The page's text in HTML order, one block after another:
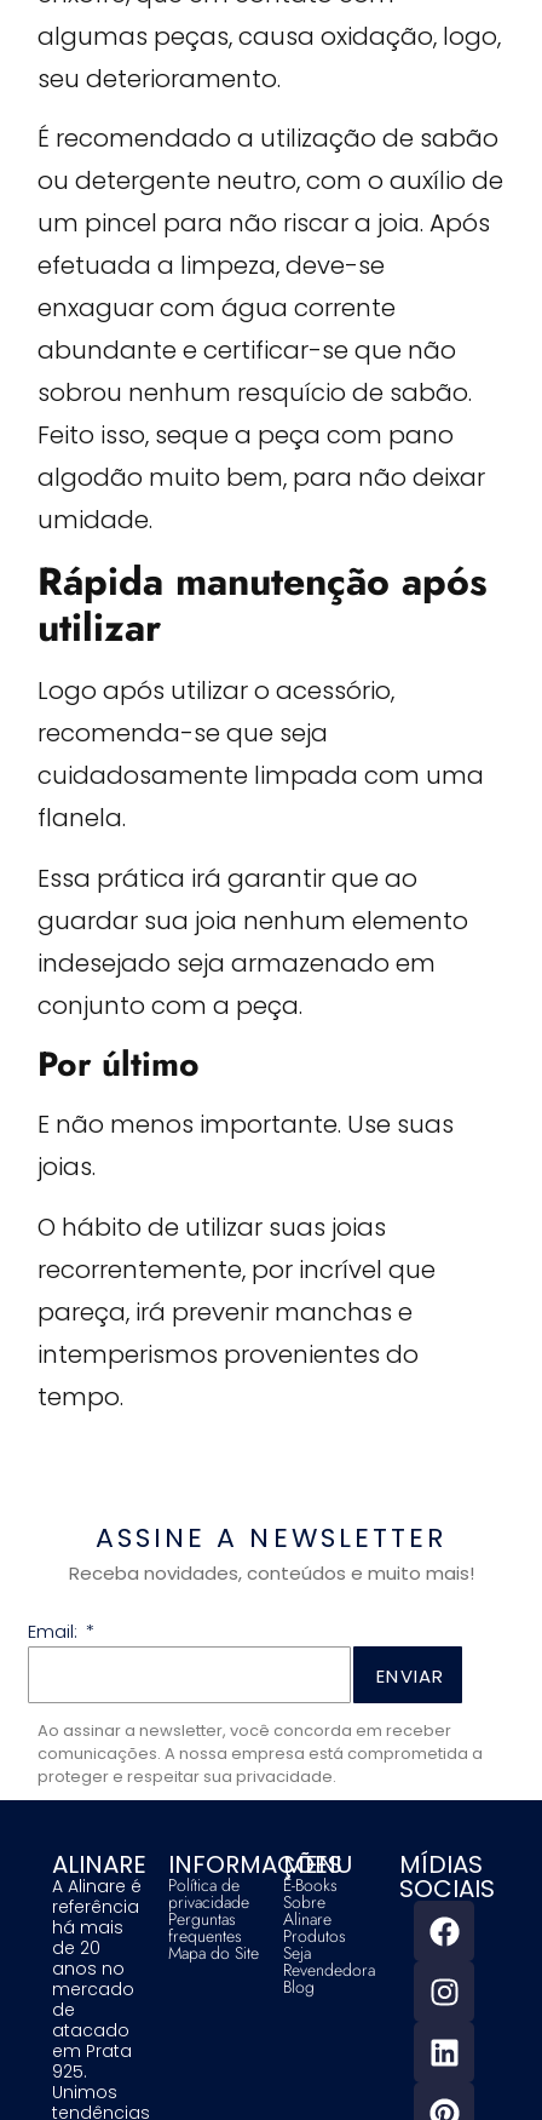
algumas peças, causa oxidação, logo,
seu deterioramento.
É recomendado a utilização de sabão
ou detergente neutro, com o auxílio de
um pincel para não riscar a joia. Após
efetuada a limpeza, deve-se
enxaguar com água corrente
abundante e certificar-se que não
sobrou nenhum resquício de sabão.
Feito isso, seque a peça com pano
algodão muito bem, para não deixar
umidade.
Rápida manutenção após
utilizar
Logo após utilizar o acessório,
recomenda-se que seja
cuidadosamente limpada com uma
flanela.
Essa prática irá garantir que ao
guardar sua joia nenhum elemento
indesejado seja armazenado em
conjunto com a peça.
Por último
E não menos importante. Use suas
joias.
O hábito de utilizar suas joias
recorrentemente, por incrível que
pareça, irá prevenir manchas e
intemperismos provenientes do
tempo.
ASSINE A NEWSLETTER
Receba novidades, conteúdos e muito mais!
Email:
ENVIAR
Ao assinar a newsletter, você concorda em receber
comunicações. A nossa empresa está comprometida a
proteger e respeitar sua privacidade.
ALINARE
A Alinare é
referência
há mais
de 20
anos no
mercado
de
atacado
em Prata
925.
Unimos
tendências
INFORMAÇÕES
Política de
privacidade
Perguntas
frequentes
Mapa do Site
MENU
E-Books
Sobre
Alinare
Produtos
Seja
Revendedora
Blog
MÍDIAS
SOCIAIS